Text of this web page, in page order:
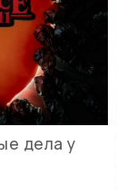
дела у